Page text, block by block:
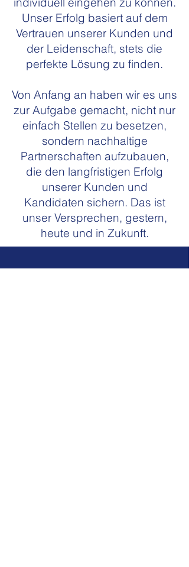
Unser Erfolg basiert auf dem
Vertrauen unserer Kunden und
der Leidenschaft, stets die
perfekte Lösung zu finden.
Von Anfang an haben wir es uns
zur Aufgabe gemacht, nicht nur
einfach Stellen zu besetzen,
sondern nachhaltige
Partnerschaften aufzubauen,
die den langfristigen Erfolg
unserer Kunden und
Kandidaten sichern. Das ist
unser Versprechen, gestern,
heute und in Zukunft.